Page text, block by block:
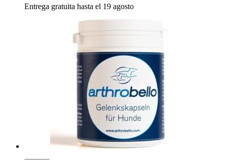
Entrega gratuita hasta el 19 agosto